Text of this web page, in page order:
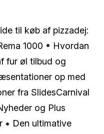
til køb af pizzadej:
1000 • Hvordan
fur øl tilbud og
op med
fra SlidesCarnival
og Plus
• Den ultimative